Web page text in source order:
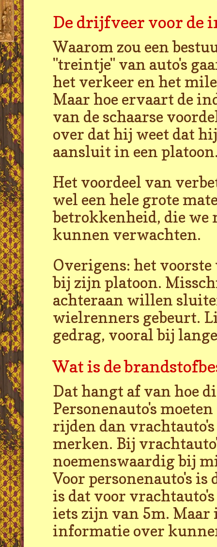
De drijfveer voor de
Waarom zou een
"treintje" van auto's
het verkeer en het
Maar hoe ervaart de
van de schaarse
over dat hij weet dat
aansluit in een
Het voordeel van
wel een hele grote
betrokkenheid, die
kunnen verwachten.
Overigens: het
bij zijn platoon.
achteraan willen
wielrenners gebeurt.
gedrag, vooral bij
Wat is de
Dat hangt af van hoe
Personenauto's
rijden dan
merken. Bij
noemenswaardig bij
Voor personenauto's
is dat voor
iets zijn van 5m. Maar
informatie over